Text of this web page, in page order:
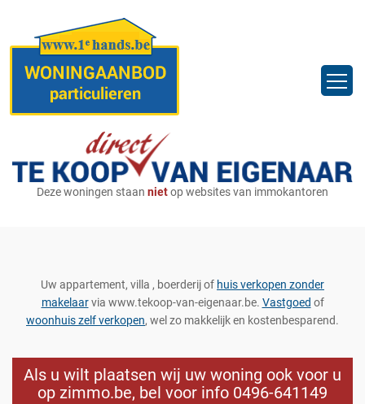
Deze woningen staan nietop websites van immokantoren
Uw appartement, villa , boerderij of huis verkopen zonder
makelaarvia www.tekoop-van-eigenaar.be. Vastgoed of
woonhuis zelf verkopen, wel zo makkelijk en kostenbesparend.
Als u wilt plaatsen wij uw woning ook voor u
op zimmo.be, bel voor info 0496-641149